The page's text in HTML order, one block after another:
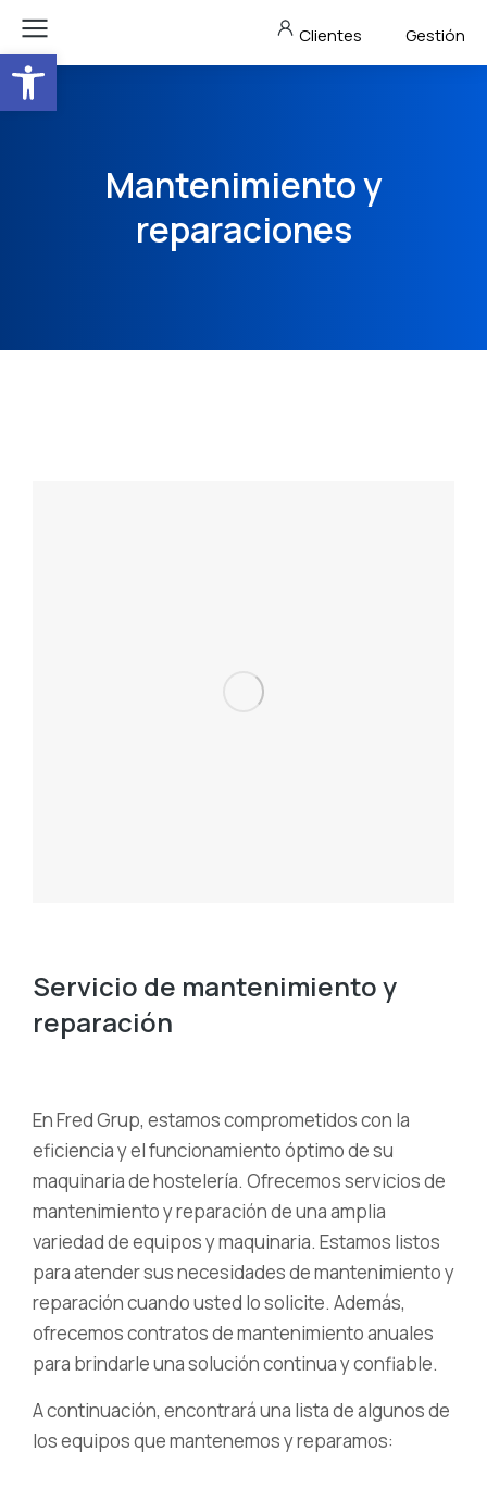
Clientes Gestión
Mantenimiento y
reparaciones
Servicio de mantenimiento y
reparación
En Fred Grup, estamos comprometidos con la
eficiencia y el funcionamiento óptimo de su
maquinaria de hostelería. Ofrecemos servicios de
mantenimiento y reparación de una amplia
variedad de equipos y maquinaria. Estamos listos
para atender sus necesidades de mantenimiento y
reparación cuando usted lo solicite. Además,
ofrecemos contratos de mantenimiento anuales
para brindarle una solución continua y confiable.
A continuación, encontrará una lista de algunos de
los equipos que mantenemos y reparamos:
Abrir barra de herramientas